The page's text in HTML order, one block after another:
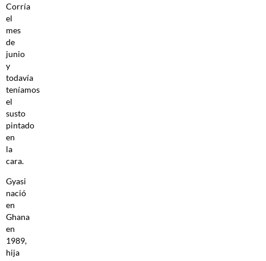
Corría
el
mes
de
junio
y
todavía
teníamos
el
susto
pintado
en
la
cara.
Gyasi
nació
en
Ghana
en
1989,
hija